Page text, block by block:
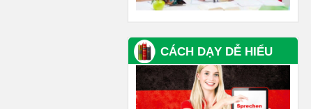
CÁCH DẠY DỄ HIỂU